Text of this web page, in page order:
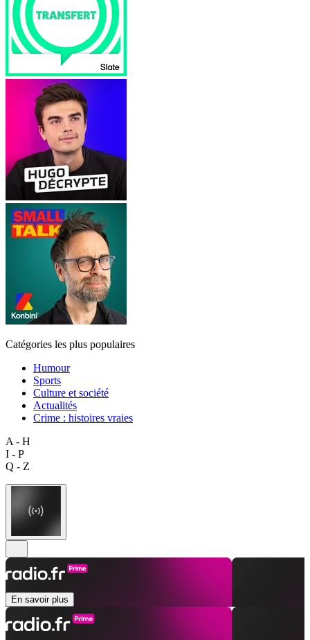
Catégories les plus populaires
Humour
Sports
Culture et société
Actualités
Crime : histoires vraies
A - H
I - P
Q - Z
En savoir plus